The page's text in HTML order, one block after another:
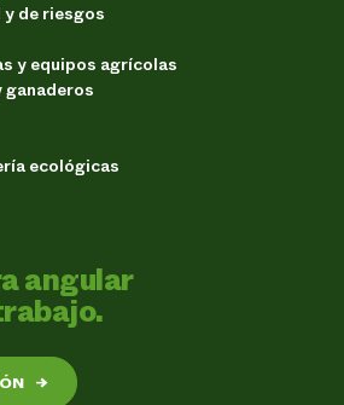
de riesgos
y equipos agrícolas
ecológicas
angular
→